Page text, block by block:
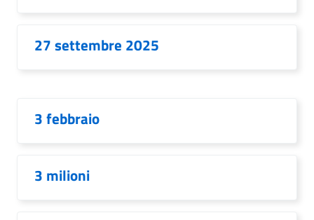
27 settembre 2025
3 febbraio
3 milioni